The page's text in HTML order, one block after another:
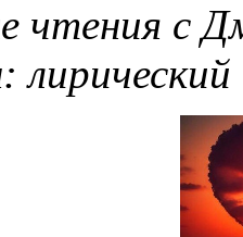
чтения с